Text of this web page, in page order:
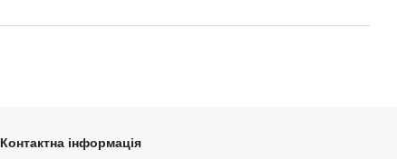
Контактна інформація